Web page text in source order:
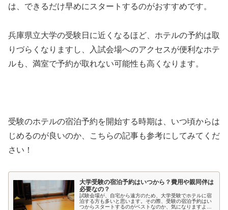
は、できるだけ早めにスタートするのがおすすめです。
兵庫県立大学の受験日に近くなるほど、ホテルの予約は取
りづらくなりますし、入試会場へのアクセスが便利なホテ
ルも、満室で予約が取れない可能性も高くなります。
受験のホテルの宿泊予約を開始する時期は、いつ頃からは
じめるのが良いのか、こちらの記事も参考にしてみてくだ
さい！
大学受験の宿泊予約はいつから？費用や親同伴は
必要なの？
試験会場が、自宅から遠方のため、大学受験でホテルに宿
泊する方も多いと思います。その際、受験の宿泊予約はい
つからスタートするのがベストなのか、気になりますよ